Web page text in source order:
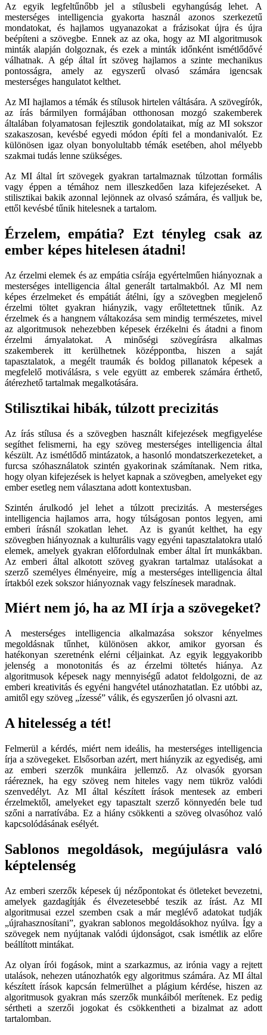
Az egyik legfeltűnőbb jel a stílusbeli egyhangúság lehet. A
mesterséges intelligencia gyakorta használ azonos szerkezetű
mondatokat, és hajlamos ugyanazokat a frázisokat újra és újra
beépíteni a szövegbe. Ennek az az oka, hogy az MI algoritmusok
minták alapján dolgoznak, és ezek a minták időnként ismétlődővé
válhatnak. A gép által írt szöveg hajlamos a szinte mechanikus
pontosságra, amely az egyszerű olvasó számára igencsak
mesterséges hangulatot kelthet.
Az MI hajlamos a témák és stílusok hirtelen váltására. A szövegírók,
az írás bármilyen formájában otthonosan mozgó szakemberek
általában folyamatosan fejlesztik gondolataikat, míg az MI sokszor
szakaszosan, kevésbé egyedi módon építi fel a mondanivalót. Ez
különösen igaz olyan bonyolultabb témák esetében, ahol mélyebb
szakmai tudás lenne szükséges.
Az MI által írt szövegek gyakran tartalmaznak túlzottan formális
vagy éppen a témához nem illeszkedően laza kifejezéseket. A
stilisztikai bakik azonnal lejönnek az olvasó számára, és valljuk be,
ettől kevésbé tűnik hitelesnek a tartalom.
Érzelem, empátia? Ezt tényleg csak az
ember képes hitelesen átadni!
Az érzelmi elemek és az empátia csírája egyértelműen hiányoznak a
mesterséges intelligencia által generált tartalmakból. Az MI nem
képes érzelmeket és empátiát átélni, így a szövegben megjelenő
érzelmi töltet gyakran hiányzik, vagy erőltetettnek tűnik. Az
érzelmek és a hangnem váltakozása sem mindig természetes, mivel
az algoritmusok nehezebben képesek érzékelni és átadni a finom
érzelmi árnyalatokat. A minőségi szövegírásra alkalmas
szakemberek itt kerülhetnek középpontba, hiszen a saját
tapasztalatok, a megélt traumák és boldog pillanatok képesek a
megfelelő motiválásra, s vele együtt az emberek számára érthető,
átérezhető tartalmak megalkotására.
Stilisztikai hibák, túlzott precizitás
Az írás stílusa és a szövegben használt kifejezések megfigyelése
segíthet felismerni, ha egy szöveg mesterséges intelligencia által
készült. Az ismétlődő mintázatok, a hasonló mondatszerkezeteket, a
furcsa szóhasználatok szintén gyakorinak számítanak. Nem ritka,
hogy olyan kifejezések is helyet kapnak a szövegben, amelyeket egy
ember esetleg nem választana adott kontextusban.
Szintén árulkodó jel lehet a túlzott precizitás. A mesterséges
intelligencia hajlamos arra, hogy túlságosan pontos legyen, ami
emberi írásnál szokatlan lehet. Az is gyanút kelthet, ha egy
szövegben hiányoznak a kulturális vagy egyéni tapasztalatokra utaló
elemek, amelyek gyakran előfordulnak ember által írt munkákban.
Az emberi által alkotott szöveg gyakran tartalmaz utalásokat a
szerző személyes élményeire, míg a mesterséges intelligencia által
írtakból ezek sokszor hiányoznak vagy felszínesek maradnak.
Miért nem jó, ha az MI írja a szövegeket?
A mesterséges intelligencia alkalmazása sokszor kényelmes
megoldásnak tűnhet, különösen akkor, amikor gyorsan és
hatékonyan szeretnénk elérni céljainkat. Az egyik leggyakoribb
jelenség a monotonitás és az érzelmi töltetés hiánya. Az
algoritmusok képesek nagy mennyiségű adatot feldolgozni, de az
emberi kreativitás és egyéni hangvétel utánozhatatlan. Ez utóbbi az,
amitől egy szöveg „ízessé” válik, és egyszerűen jó olvasni azt.
A hitelesség a tét!
Felmerül a kérdés, miért nem ideális, ha mesterséges intelligencia
írja a szövegeket. Elsősorban azért, mert hiányzik az egyediség, ami
az emberi szerzők munkáira jellemző. Az olvasók gyorsan
ráéreznek, ha egy szöveg nem hiteles vagy nem tükröz valódi
szenvedélyt. Az MI által készített írások mentesek az emberi
érzelmektől, amelyeket egy tapasztalt szerző könnyedén bele tud
szőni a narratívába. Ez a hiány csökkenti a szöveg olvasóhoz való
kapcsolódásának esélyét.
Sablonos megoldások, megújulásra való
képtelenség
Az emberi szerzők képesek új nézőpontokat és ötleteket bevezetni,
amelyek gazdagítják és élvezetesebbé teszik az írást. Az MI
algoritmusai ezzel szemben csak a már meglévő adatokat tudják
„újrahasznosítani”, gyakran sablonos megoldásokhoz nyúlva. Így a
szövegek nem nyújtanak valódi újdonságot, csak ismétlik az előre
beállított mintákat.
Az olyan írói fogások, mint a szarkazmus, az irónia vagy a rejtett
utalások, nehezen utánozhatók egy algoritmus számára. Az MI által
készített írások kapcsán felmerülhet a plágium kérdése, hiszen az
algoritmusok gyakran más szerzők munkáiból merítenek. Ez pedig
sértheti a szerzői jogokat és csökkentheti a bizalmat az adott
tartalomban.